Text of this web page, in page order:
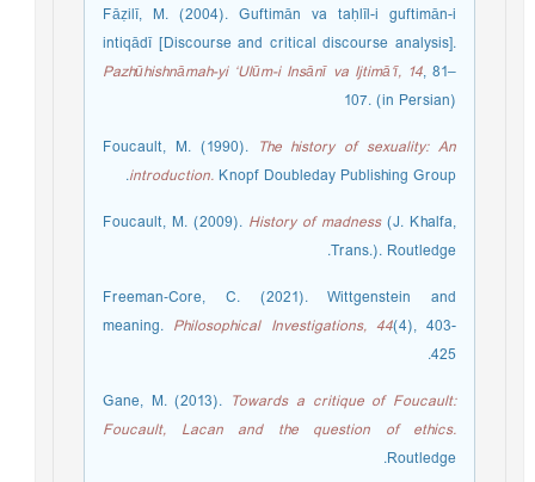
Fāẓilī, M. (2004). Guftimān va taḥlīl-i guftimān-i
intiqādī [Discourse and critical discourse analysis].
Pazhūhishnāmah-yi ‘Ulūm-i Insānī va Ijtimā‘ī, 14 , 81–
107. (in Persian)
Foucault, M. (1990).The history of sexuality: An
introduction.Knopf Doubleday Publishing Group.
Foucault, M. (2009).History of madness(J. Khalfa,
Trans.). Routledge.
Freeman‐Core, C. (2021). Wittgenstein and
meaning.Philosophical Investigations, 44(4), 403-
425.
Gane, M. (2013).Towards a critique of Foucault:
Foucault, Lacan and the question of ethics.
Routledge.